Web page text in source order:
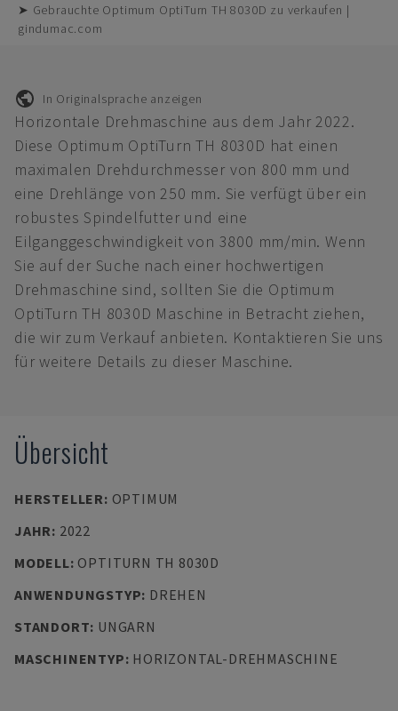
➤ Gebrauchte Optimum OptiTurn TH 8030D zu verkaufen |
gindumac.com
In Originalsprache anzeigen
Horizontale Drehmaschine aus dem Jahr 2022.
Diese Optimum OptiTurn TH 8030D hat einen
maximalen Drehdurchmesser von 800 mm und
eine Drehlänge von 250 mm. Sie verfügt über ein
robustes Spindelfutter und eine
Eilganggeschwindigkeit von 3800 mm/min. Wenn
Sie auf der Suche nach einer hochwertigen
Drehmaschine sind, sollten Sie die Optimum
OptiTurn TH 8030D Maschine in Betracht ziehen,
die wir zum Verkauf anbieten. Kontaktieren Sie uns
für weitere Details zu dieser Maschine.
Übersicht
HERSTELLER: OPTIMUM
JAHR: 2022
MODELL: OPTITURN TH 8030D
ANWENDUNGSTYP: DREHEN
STANDORT: UNGARN
MASCHINENTYP: HORIZONTAL-DREHMASCHINE